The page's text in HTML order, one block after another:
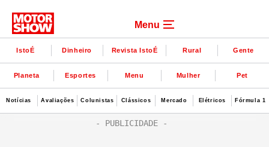
Menu
IstoÉ Dinheiro Revista IstoÉ Rural Gente
Planeta Esportes Menu Mulher Pet
Notícias Avaliações Colunistas Clássicos Mercado Elétricos Fórmula 1